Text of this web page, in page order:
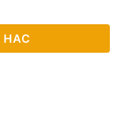
НАС